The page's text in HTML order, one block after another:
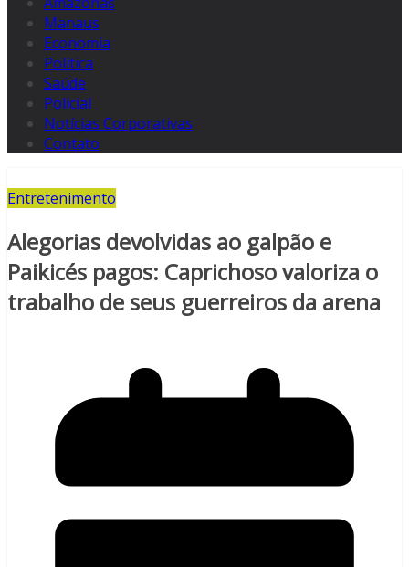
Manaus
Economia
Politica
Saúde
Policial
Notícias Corporativas
Contato
Entretenimento
Alegorias devolvidas ao galpão e
Paikicés pagos: Caprichoso valoriza o
trabalho de seus guerreiros da arena